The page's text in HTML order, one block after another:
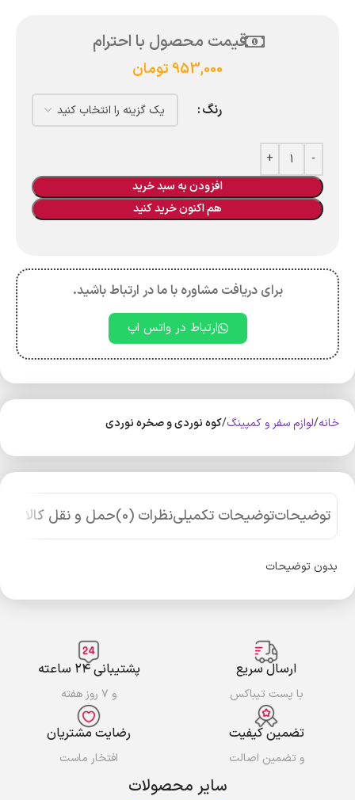
قیمت محصول با احترام
953,000 تومان
رنگ
افزودن به سبد خرید
هم اکنون خرید کنید
برای دریافت مشاوره با ما در ارتباط باشید.
ارتباط در واتس اپ
خانه لوازم سفر و کمپینگ کوه‌ نوردی و صخره نوردی
توضیحاتتوضیحات تکمیلینظرات (0) حمل و نقل کالا
بدون توضیحات
ارسال سریع
با پست تیباکس
پشتیبانی ۲۴ ساعته
و ۷ روز هفته
تضمین کیفیت
و تضمین اصالت
رضایت مشتریان
افتخار ماست
سایر محصولات